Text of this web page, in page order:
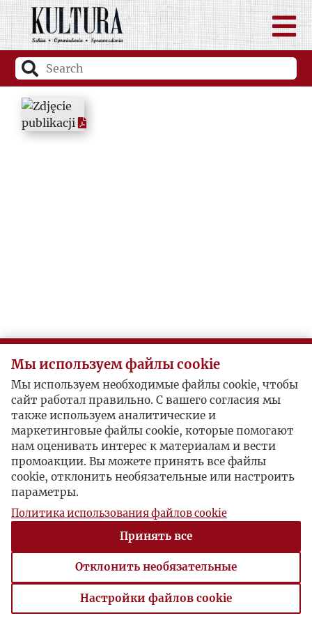
Мы используем файлы cookie
Мы используем необходимые файлы cookie, чтобы
сайт работал правильно. С вашего согласия мы
также используем аналитические и
маркетинговые файлы cookie, которые помогают
нам оценивать интерес к материалам и вести
промоакции. Вы можете принять все файлы
cookie, отклонить необязательные или настроить
параметры.
Политика использования файлов cookie
Принять все
Отклонить необязательные
Настройки файлов cookie
Настройки файлов cookie